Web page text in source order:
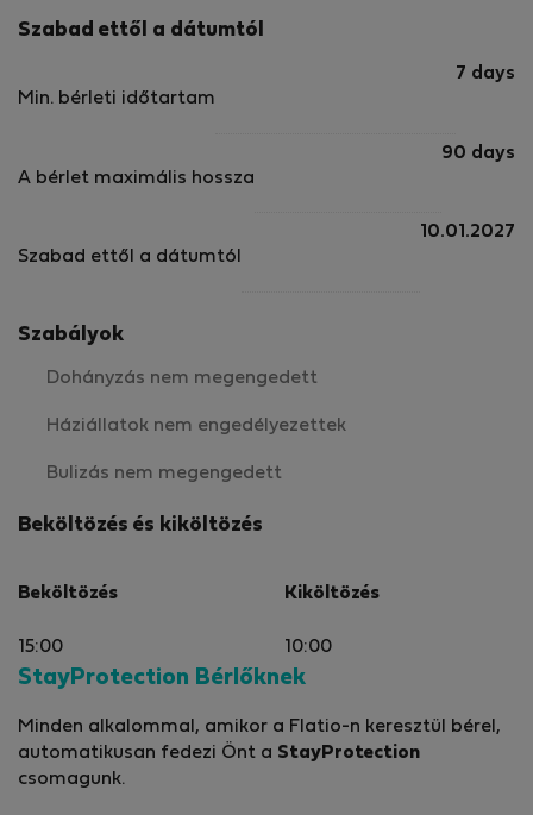
Szabad ettől a dátumtól
Min. bérleti időtartam
7 days
A bérlet maximális hossza
90 days
Szabad ettől a dátumtól
10.01.2027
Szabályok
Dohányzás nem megengedett
Háziállatok nem engedélyezettek
Bulizás nem megengedett
Beköltözés és kiköltözés
Beköltözés
15:00
Kiköltözés
10:00
StayProtection Bérlőknek
Minden alkalommal, amikor a Flatio-n keresztül bérel,
automatikusan fedezi Önt a StayProtection
csomagunk.